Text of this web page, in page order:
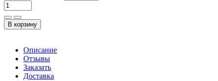
Описание
Отзывы
Заказать
Доставка